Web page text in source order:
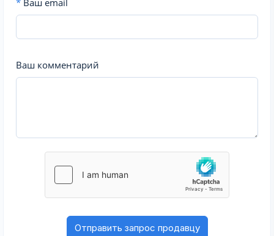
Ваш комментарий